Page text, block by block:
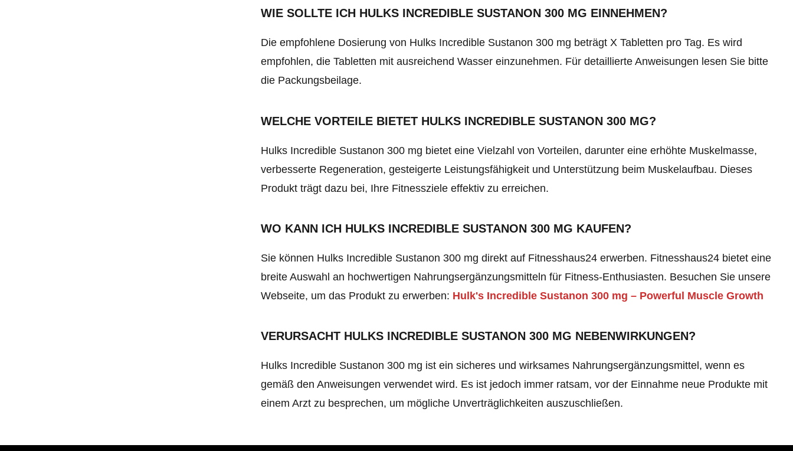
WIE SOLLTE ICH HULKS INCREDIBLE SUSTANON 300 MG EINNEHMEN?
Die empfohlene Dosierung von Hulks Incredible Sustanon 300 mg beträgt X Tabletten pro Tag. Es wird
empfohlen, die Tabletten mit ausreichend Wasser einzunehmen. Für detaillierte Anweisungen lesen Sie bitte
die Packungsbeilage.
WELCHE VORTEILE BIETET HULKS INCREDIBLE SUSTANON 300 MG?
Hulks Incredible Sustanon 300 mg bietet eine Vielzahl von Vorteilen, darunter eine erhöhte Muskelmasse,
verbesserte Regeneration, gesteigerte Leistungsfähigkeit und Unterstützung beim Muskelaufbau. Dieses
Produkt trägt dazu bei, Ihre Fitnessziele effektiv zu erreichen.
WO KANN ICH HULKS INCREDIBLE SUSTANON 300 MG KAUFEN?
Sie können Hulks Incredible Sustanon 300 mg direkt auf Fitnesshaus24 erwerben. Fitnesshaus24 bietet eine
breite Auswahl an hochwertigen Nahrungsergänzungsmitteln für Fitness-Enthusiasten. Besuchen Sie unsere
Webseite, um das Produkt zu erwerben: Hulk's Incredible Sustanon 300 mg – Powerful Muscle Growth
VERURSACHT HULKS INCREDIBLE SUSTANON 300 MG NEBENWIRKUNGEN?
Hulks Incredible Sustanon 300 mg ist ein sicheres und wirksames Nahrungsergänzungsmittel, wenn es
gemäß den Anweisungen verwendet wird. Es ist jedoch immer ratsam, vor der Einnahme neue Produkte mit
einem Arzt zu besprechen, um mögliche Unverträglichkeiten auszuschließen.